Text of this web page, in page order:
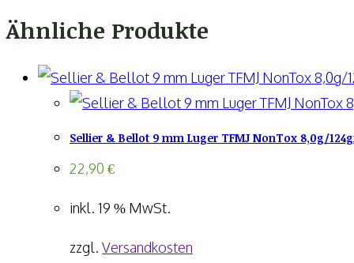
Ähnliche Produkte
Sellier & Bellot 9 mm Luger TFMJ NonTox 8,0g/
22,90 €
inkl. 19 % MwSt.
zzgl. Versandkosten